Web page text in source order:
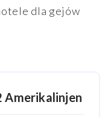
dla gejów
Amerikalinjen